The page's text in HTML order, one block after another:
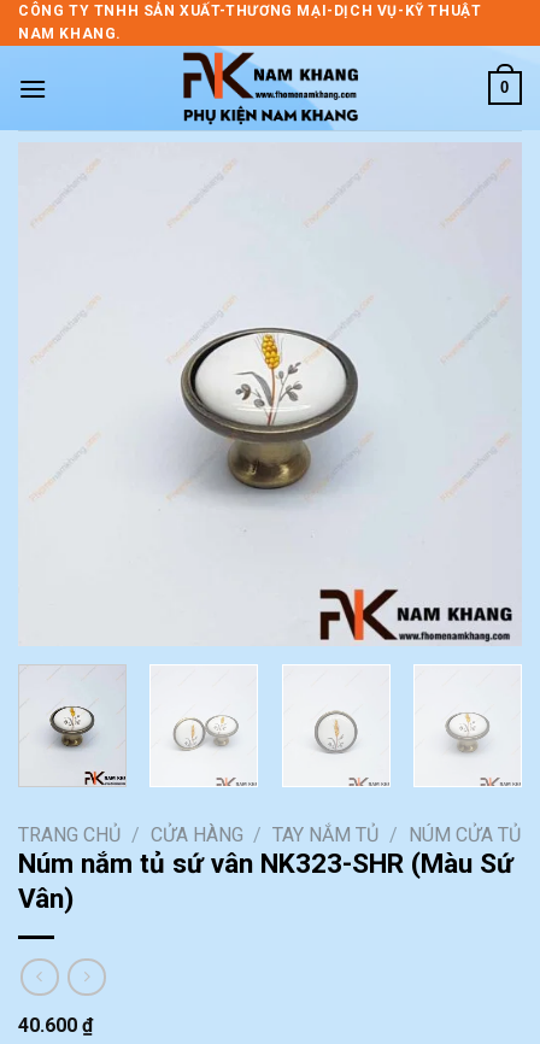
Skip
to
CÔNG TY TNHH SẢN XUẤT-THƯƠNG MẠI-DỊCH VỤ-KỸ THUẬT
NAM KHANG.
0
TRANG CHỦ / CỬA HÀNG / TAY NẮM TỦ / NÚM CỬA TỦ
Núm nắm tủ sứ vân NK323-SHR (Màu Sứ
Vân)
40.600 ₫